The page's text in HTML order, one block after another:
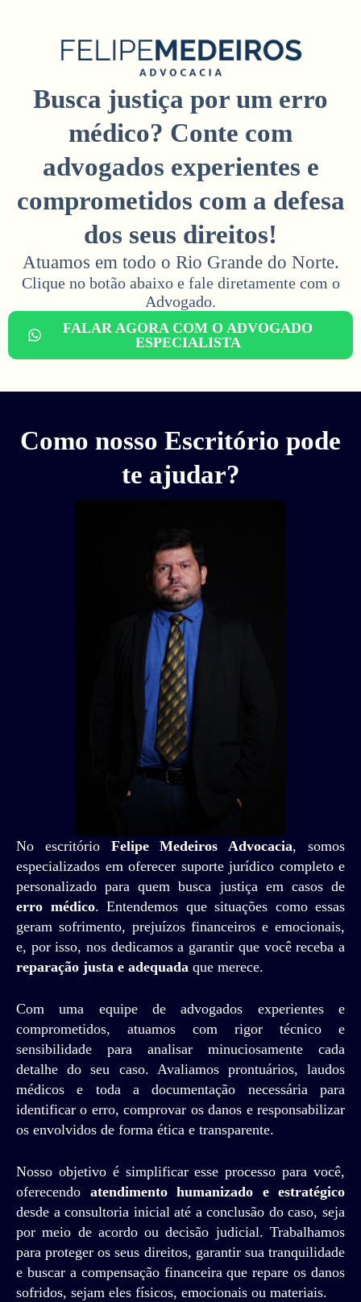
Busca justiça por um erro
médico? Conte com
advogados experientes e
comprometidos com a defesa
dos seus direitos!
Atuamos em todo o Rio Grande do Norte.
Clique no botão abaixo e fale diretamente com o
Advogado.​
FALAR AGORA COM O ADVOGADO
ESPECIALISTA
Como nosso Escritório pode
te ajudar?
No escritório Felipe Medeiros Advocacia, somos
especializados em oferecer suporte jurídico completo e
personalizado para quem busca justiça em casos de
erro médico. Entendemos que situações como essas
geram sofrimento, prejuízos financeiros e emocionais,
e, por isso, nos dedicamos a garantir que você receba a
reparação justa e adequada que merece.
Com uma equipe de advogados experientes e
comprometidos, atuamos com rigor técnico e
sensibilidade para analisar minuciosamente cada
detalhe do seu caso. Avaliamos prontuários, laudos
médicos e toda a documentação necessária para
identificar o erro, comprovar os danos e responsabilizar
os envolvidos de forma ética e transparente.
Nosso objetivo é simplificar esse processo para você,
oferecendo atendimento humanizado e estratégico
desde a consultoria inicial até a conclusão do caso, seja
por meio de acordo ou decisão judicial. Trabalhamos
para proteger os seus direitos, garantir sua tranquilidade
e buscar a compensação financeira que repare os danos
sofridos, sejam eles físicos, emocionais ou materiais.